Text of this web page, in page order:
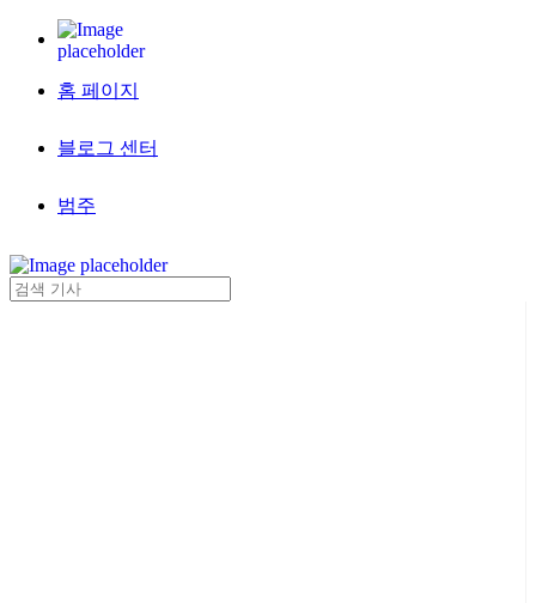
홈 페이지
블로그 센터
범주